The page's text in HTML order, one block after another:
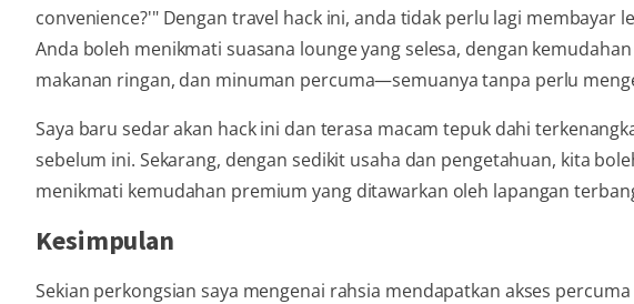
convenience?'" Dengan travel hack ini, anda tidak perlu lagi membayar
Anda boleh menikmati suasana lounge yang selesa, dengan
makanan ringan, dan minuman percuma—semuanya tanpa perlu
Saya baru sedar akan hack ini dan terasa macam tepuk dahi
sebelum ini. Sekarang, dengan sedikit usaha dan pengetahuan, kita
menikmati kemudahan premium yang ditawarkan oleh lapangan
Kesimpulan
Sekian perkongsian saya mengenai rahsia mendapatkan akses